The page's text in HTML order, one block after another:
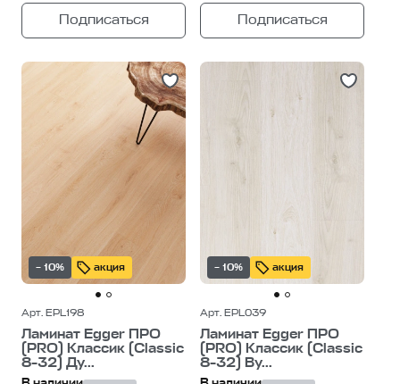
Подписаться Подписаться
– 10% акция
Арт. EPL198
Ламинат Egger ПРО
(PRO) Классик (Classic
8-32) Ду...
– 10% акция
Арт. EPL039
Ламинат Egger ПРО
(PRO) Классик (Classic
8-32) Ву...